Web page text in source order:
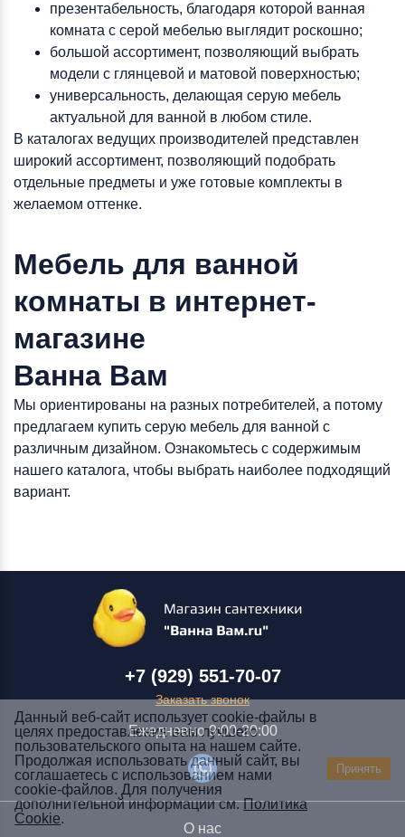
презентабельность, благодаря которой ванная
комната с серой мебелью выглядит роскошно;
большой ассортимент, позволяющий выбрать
модели с глянцевой и матовой поверхностью;
универсальность, делающая серую мебель
актуальной для ванной в любом стиле.
В каталогах ведущих производителей представлен
широкий ассортимент, позволяющий подобрать
отдельные предметы и уже готовые комплекты в
желаемом оттенке.
Мебель для ванной
комнаты в интернет-
магазине
Ванна Вам
Мы ориентированы на разных потребителей, а потому
предлагаем купить серую мебель для ванной с
различным дизайном. Ознакомьтесь с содержимым
нашего каталога, чтобы выбрать наиболее подходящий
вариант.
+7 (929) 551-70-07
Заказать звонок
Ежедневно 9:00-20:00
О нас
Заказать звонок
+7 (929) 551-70-07
Ежедневно 9:00-20:00
Данный веб-сайт использует cookie-файлы в
целях предоставления вам лучшего
пользовательского опыта на нашем сайте.
Продолжая использовать данный сайт, вы
соглашаетесь с использованием нами
cookie-файлов. Для получения
дополнительной информации см.Политика
Cookie.
Принять